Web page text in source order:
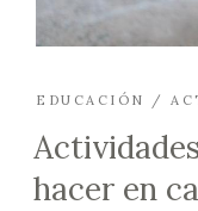
EDUCACIÓN /
hacer en